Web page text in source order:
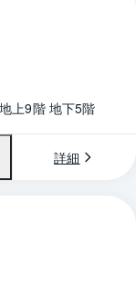
上9階 地下5階
詳細
間取り